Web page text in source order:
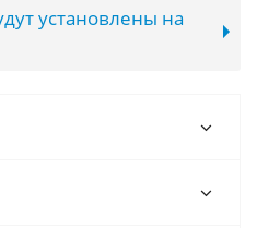
установлены на